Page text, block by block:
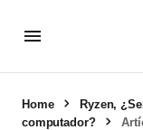
Home
Ryzen,
computador?